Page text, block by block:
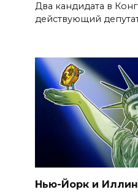
Два кандидата в
действующий
Нью-Йорк и